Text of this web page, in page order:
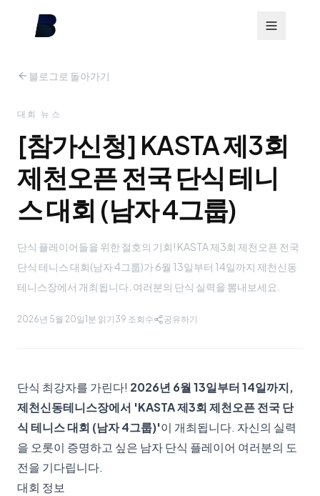
블로그로 돌아가기
대회 뉴스
[참가신청] KASTA 제3회
제천오픈 전국 단식 테니
스 대회 (남자 4그룹)
단식 플레이어들을 위한 절호의 기회! KASTA 제3회 제천오픈 전국
단식 테니스 대회(남자 4그룹)가 6월 13일부터 14일까지 제천신동
테니스장에서 개최됩니다. 여러분의 단식 실력을 뽐내보세요.
2026년 5월 20일1분 읽기 39 조회수 공유하기
단식 최강자를 가린다! 2026년 6월 13일부터 14일까지,
제천신동테니스장에서 'KASTA 제3회 제천오픈 전국 단
식 테니스 대회 (남자 4그룹)'이 개최됩니다. 자신의 실력
을 오롯이 증명하고 싶은 남자 단식 플레이어 여러분의 도
전을 기다립니다.
대회 정보